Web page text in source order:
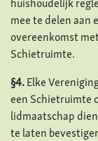
huishoudelijk
mee te delen aan
overeenkomst
Schietruimte.
§4. Elke
een Schietruimte
lidmaatschap
te laten